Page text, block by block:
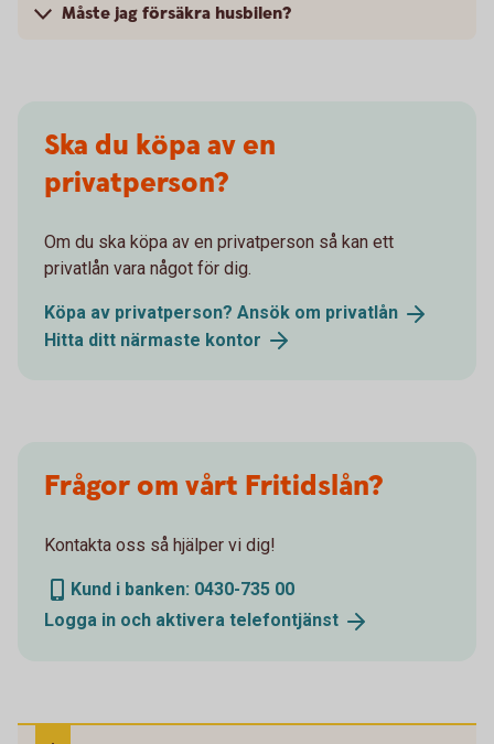
Måste jag försäkra husbilen?
Ska du köpa av en
privatperson?
Om du ska köpa av en privatperson så kan ett
privatlån vara något för dig.
Köpa av privatperson? Ansök om privatlån
Hitta ditt närmaste kontor
Frågor om vårt Fritidslån?
Kontakta oss så hjälper vi dig!
Kund i banken: 0430-735 00
Logga in och aktivera telefontjänst